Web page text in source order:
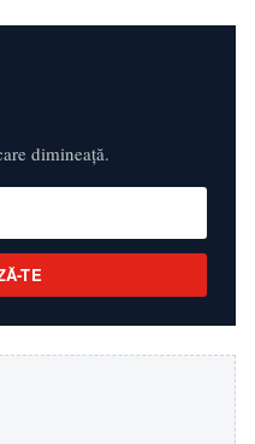
dimineață.
TE